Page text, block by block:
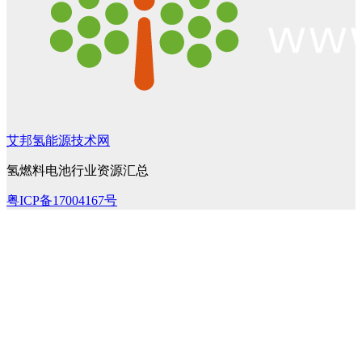
艾邦氢能源技术网
氢燃料电池行业资源汇总
粤ICP备17004167号